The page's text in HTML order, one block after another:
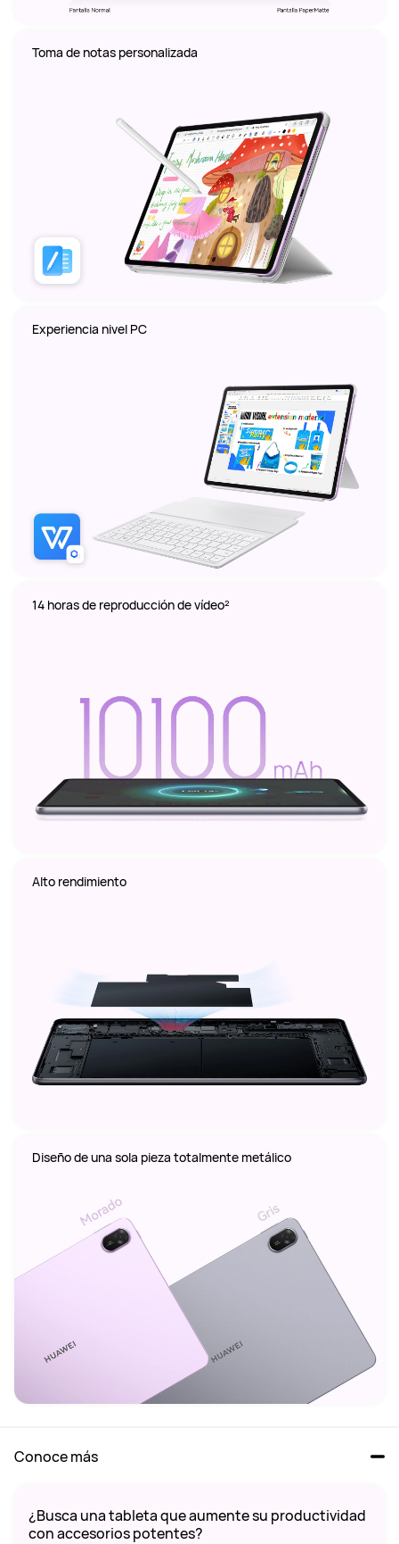
Toma de notas personalizada
Experiencia nivel PC
14 horas de reproducción de vídeo²
Alto rendimiento
Diseño de una sola pieza totalmente metálico
Conoce más
¿Busca una tableta que aumente su productividad
con accesorios potentes?